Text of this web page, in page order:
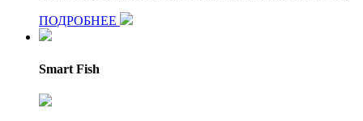
ПОДРОБНЕЕ
Smart Fish